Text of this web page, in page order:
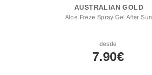
AUSTRALIAN GOLD
Aloe Freze Spray Gel After Sun
desde
7.90€